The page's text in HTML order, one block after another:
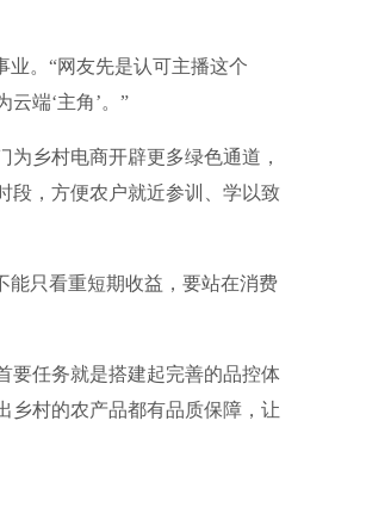
。“网友先是认可主播这个
端‘主角’。”
乡村电商开辟更多绿色通道，
段，方便农户就近参训、学以致
只看重短期收益，要站在消费
任务就是搭建起完善的品控体
乡村的农产品都有品质保障，让